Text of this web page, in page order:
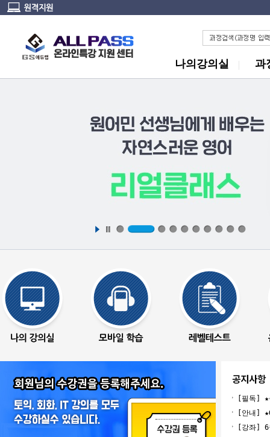
나의강의실 과
[필독]
[안내]